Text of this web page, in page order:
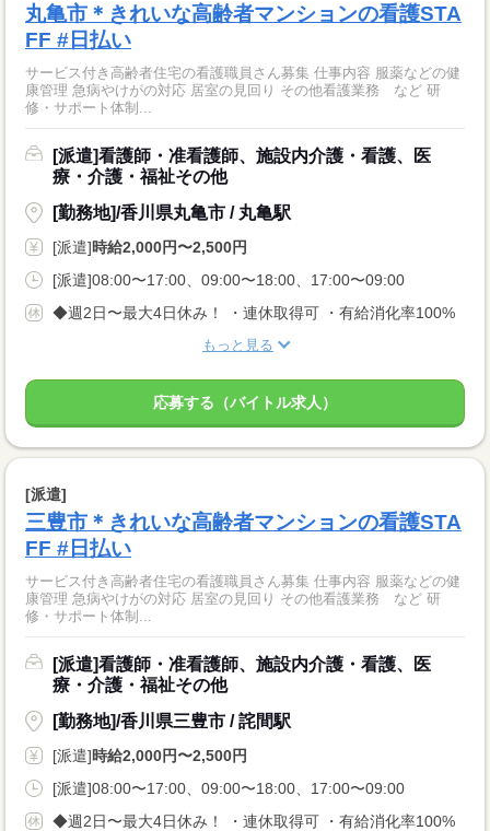
丸亀市＊きれいな高齢者マンションの看護STA
FF #日払い
サービス付き高齢者住宅の看護職員さん募集 仕事内容 服薬などの健
康管理 急病やけがの対応 居室の見回り その他看護業務 など 研
修・サポート体制...
[派遣]看護師・准看護師、施設内介護・看護、医
療・介護・福祉その他
[勤務地]/香川県丸亀市 / 丸亀駅
[派遣]時給2,000円〜2,500円
[派遣]08:00〜17:00、09:00〜18:00、17:00〜09:00
◆週2日〜最大4日休み！ ・連休取得可 ・有給消化率100%
もっと見る
応募する（バイトル求人）
[派遣]
三豊市＊きれいな高齢者マンションの看護STA
FF #日払い
サービス付き高齢者住宅の看護職員さん募集 仕事内容 服薬などの健
康管理 急病やけがの対応 居室の見回り その他看護業務 など 研
修・サポート体制...
[派遣]看護師・准看護師、施設内介護・看護、医
療・介護・福祉その他
[勤務地]/香川県三豊市 / 詫間駅
[派遣]時給2,000円〜2,500円
[派遣]08:00〜17:00、09:00〜18:00、17:00〜09:00
◆週2日〜最大4日休み！ ・連休取得可 ・有給消化率100%